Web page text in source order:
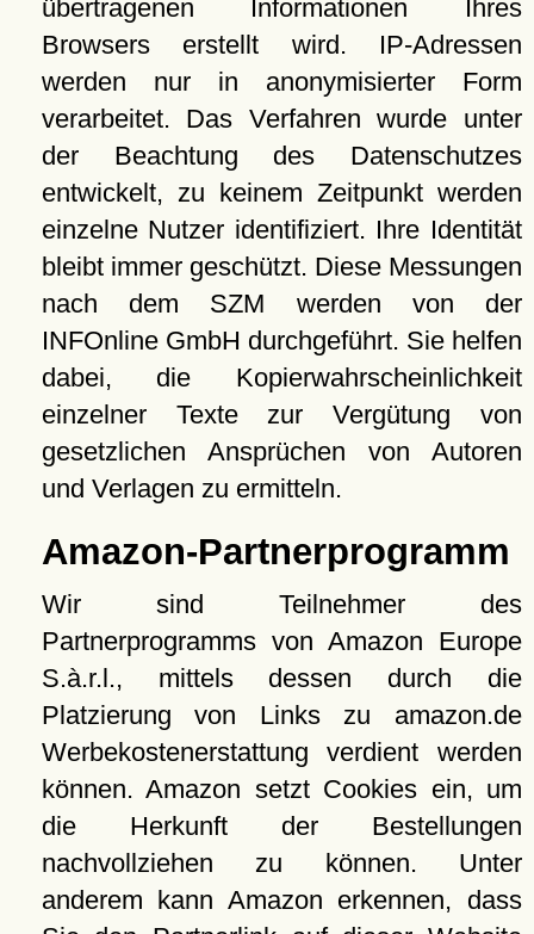
übertragenen Informationen Ihres
Browsers erstellt wird. IP-Adressen
werden nur in anonymisierter Form
verarbeitet. Das Verfahren wurde unter
der Beachtung des Datenschutzes
entwickelt, zu keinem Zeitpunkt werden
einzelne Nutzer identifiziert. Ihre Identität
bleibt immer geschützt. Diese Messungen
nach dem SZM werden von der
INFOnline GmbH durchgeführt. Sie helfen
dabei, die Kopierwahrscheinlichkeit
einzelner Texte zur Vergütung von
gesetzlichen Ansprüchen von Autoren
und Verlagen zu ermitteln.
Amazon-Partnerprogramm
Wir sind Teilnehmer des
Partnerprogramms von Amazon Europe
S.à.r.l., mittels dessen durch die
Platzierung von Links zu amazon.de
Werbekostenerstattung verdient werden
können. Amazon setzt Cookies ein, um
die Herkunft der Bestellungen
nachvollziehen zu können. Unter
anderem kann Amazon erkennen, dass